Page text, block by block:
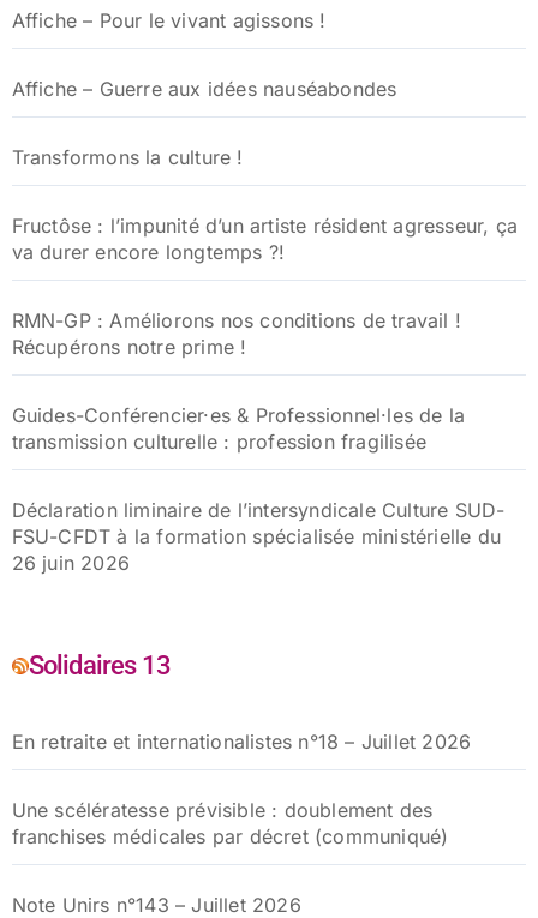
Affiche – Pour le vivant agissons !
Affiche – Guerre aux idées nauséabondes
Transformons la culture !
Fructôse : l’impunité d’un artiste résident agresseur, ça
va durer encore longtemps ?!
RMN-GP : Améliorons nos conditions de travail !
Récupérons notre prime !
Guides-Conférencier·es & Professionnel·les de la
transmission culturelle : profession fragilisée
Déclaration liminaire de l’intersyndicale Culture SUD-
FSU-CFDT à la formation spécialisée ministérielle du
26 juin 2026
Solidaires 13
En retraite et internationalistes n°18 – Juillet 2026
Une scélératesse prévisible : doublement des
franchises médicales par décret (communiqué)
Note Unirs n°143 – Juillet 2026